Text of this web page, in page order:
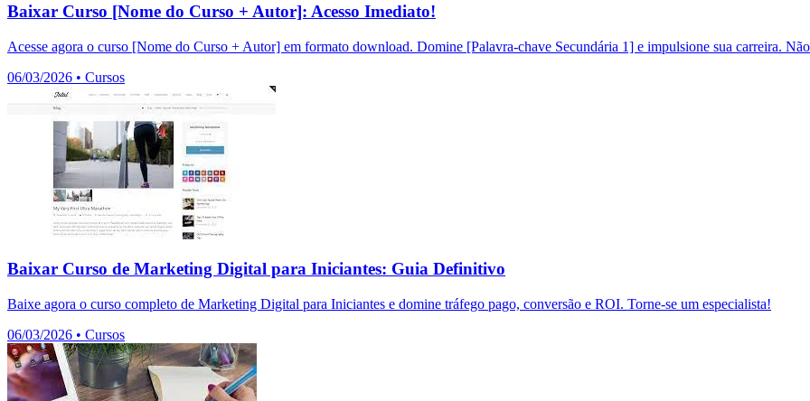
Baixar Curso [Nome do Curso + Autor]: Acesso Imediato!
Acesse agora o curso [Nome do Curso + Autor] em formato download. Domine [Palavra-chave Secundária 1] e impulsione sua carreira.
06/03/2026 • Cursos
Baixar Curso de Marketing Digital para Iniciantes: Guia Definitivo
Baixe agora o curso completo de Marketing Digital para Iniciantes e domine tráfego pago, conversão e ROI. Torne-se um especialista!
06/03/2026 • Cursos